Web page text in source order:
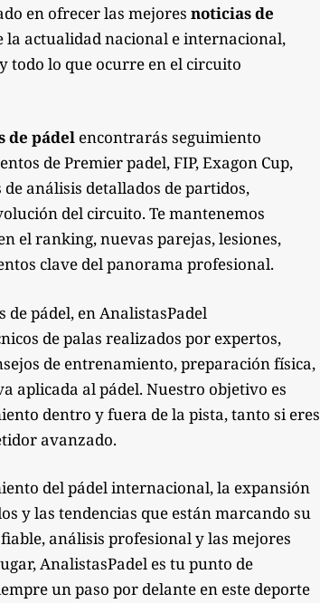
en ofrecer las mejores noticias de
la actualidad nacional e internacional,
todo lo que ocurre en el circuito
de pádel encontrarás seguimiento
de Premier padel, FIP, Exagon Cup,
de análisis detallados de partidos,
del circuito. Te mantenemos
el ranking, nuevas parejas, lesiones,
clave del panorama profesional.
pádel, en AnalistasPadel
de palas realizados por expertos,
de entrenamiento, preparación física,
aplicada al pádel. Nuestro objetivo es
dentro y fuera de la pista, tanto si eres
avanzado.
del pádel internacional, la expansión
y las tendencias que están marcando su
análisis profesional y las mejores
AnalistasPadel es tu punto de
un paso por delante en este deporte